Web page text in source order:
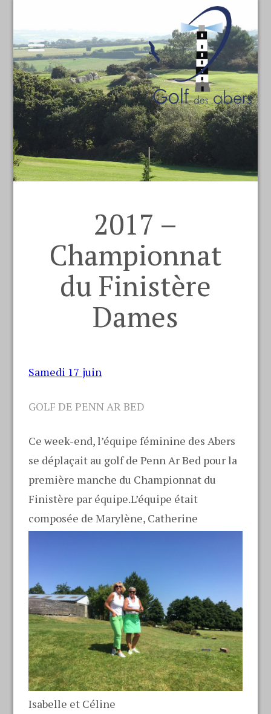
2017 –
Championnat
du Finistère
Dames
Samedi 17 juin
GOLF DE PENN AR BED
Ce week-end, l’équipe féminine des Abers
se déplaçait au golf de Penn Ar Bed pour la
première manche du Championnat du
Finistère par équipe.L’équipe était
composée de Marylène, Catherine
Isabelle et Céline